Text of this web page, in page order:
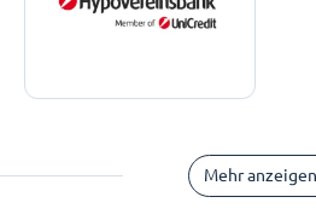
Mehr anzeigen